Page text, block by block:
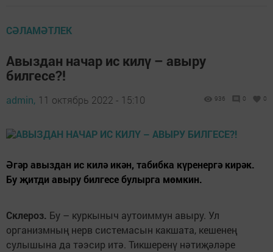
СӘЛАМӘТЛЕК
Авыздан начар ис килү – авыру
билгесе?!
admin, 11 октябрь 2022 - 15:10 936 0 0
Әгәр авыздан ис килә икән, табибка күренергә кирәк.
Бу җитди авыру билгесе булырга мөмкин.
Склероз. Бу – куркыныч аутоиммун авыру. Ул
организмның нерв системасын какшата, кешенең
сулышына да тәэсир итә. Тикшеренү нәтиҗәләре